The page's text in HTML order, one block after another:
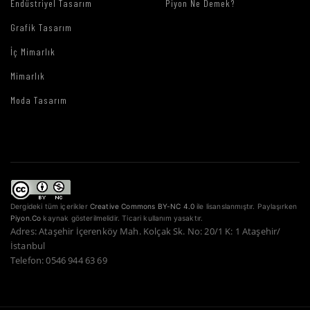
Endüstriyel Tasarım
Grafik Tasarım
İç Mimarlık
Mimarlık
Moda Tasarım
Piyon Ne Demek?
Dergideki tüm içerikler Creative Commons BY-NC 4.0 ile lisanslanmıştır. Paylaşırken
Piyon.Co kaynak gösterilmelidir. Ticari kullanım yasaktır.
Adres: Ataşehir İçerenköy Mah. Kolçak Sk. No: 20/1 K: 1 Ataşehir/
İstanbul
Telefon: 0546 944 63 69